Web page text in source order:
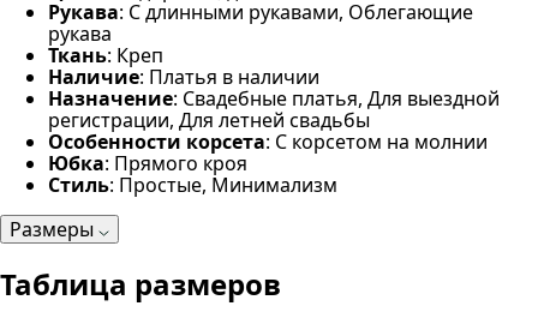
Рукава: С длинными рукавами, Облегающие
рукава
Ткань: Креп
Наличие: Платья в наличии
Назначение: Свадебные платья, Для выездной
регистрации, Для летней свадьбы
Особенности корсета: С корсетом на молнии
Юбка: Прямого кроя
Стиль: Простые, Минимализм
Размеры
Таблица размеров